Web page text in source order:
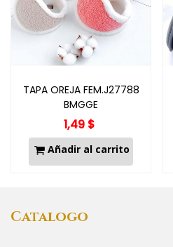
TAPA OREJA FEM.J27788
BMGGE
1,49 $
Añadir al carrito
Catalogo